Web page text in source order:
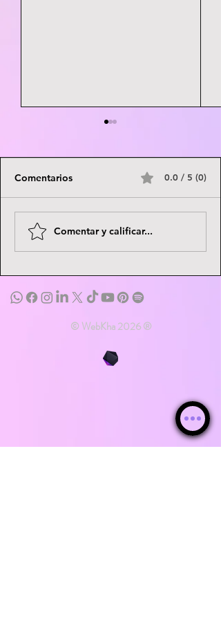
Blacksad | Comic |
Descargar | Gratis
Comentarios 0.0 / 5 (0)
Comentar y calificar...
© WebKha 2026 ®